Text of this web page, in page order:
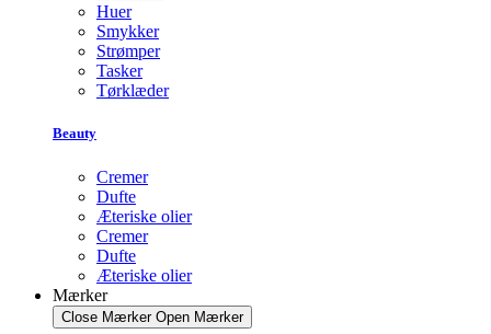
Huer
Smykker
Strømper
Tasker
Tørklæder
Beauty
Cremer
Dufte
Æteriske olier
Cremer
Dufte
Æteriske olier
Mærker
Close Mærker Open Mærker